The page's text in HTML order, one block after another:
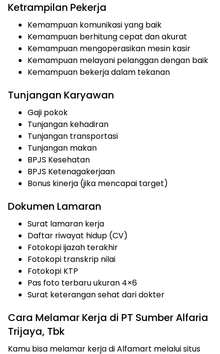
Ketrampilan Pekerja
Kemampuan komunikasi yang baik
Kemampuan berhitung cepat dan akurat
Kemampuan mengoperasikan mesin kasir
Kemampuan melayani pelanggan dengan baik
Kemampuan bekerja dalam tekanan
Tunjangan Karyawan
Gaji pokok
Tunjangan kehadiran
Tunjangan transportasi
Tunjangan makan
BPJS Kesehatan
BPJS Ketenagakerjaan
Bonus kinerja (jika mencapai target)
Dokumen Lamaran
Surat lamaran kerja
Daftar riwayat hidup (CV)
Fotokopi ijazah terakhir
Fotokopi transkrip nilai
Fotokopi KTP
Pas foto terbaru ukuran 4×6
Surat keterangan sehat dari dokter
Cara Melamar Kerja di PT Sumber Alfaria
Trijaya, Tbk
Kamu bisa melamar kerja di Alfamart melalui situs